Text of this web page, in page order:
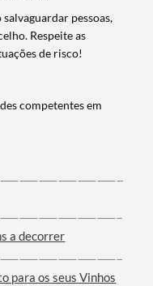
pessoas,
Respeite as
de risco!
competentes em
a decorrer
para os seus Vinhos